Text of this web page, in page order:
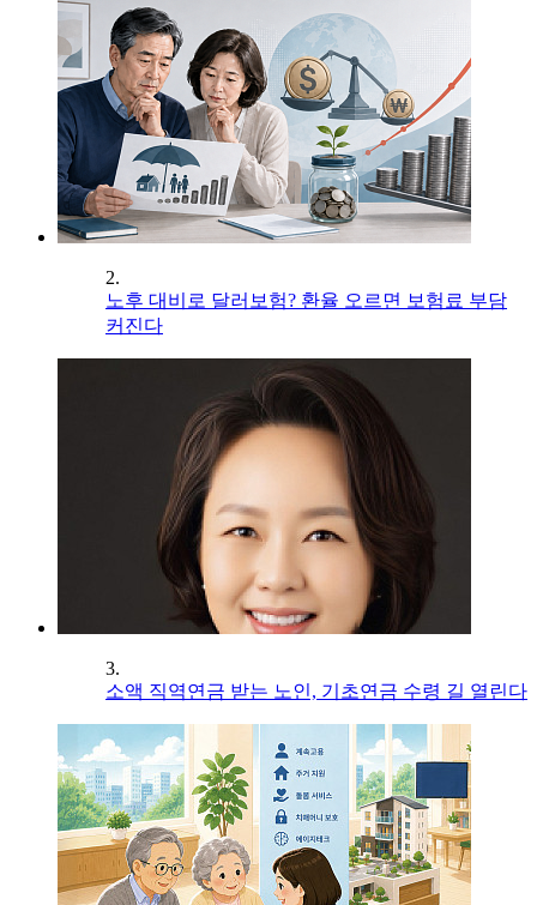
2.
노후 대비로 달러보험? 환율 오르면 보험료 부담
커진다
3.
소액 직역연금 받는 노인, 기초연금 수령 길 열린다